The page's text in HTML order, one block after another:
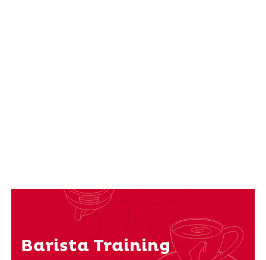
Barista Training